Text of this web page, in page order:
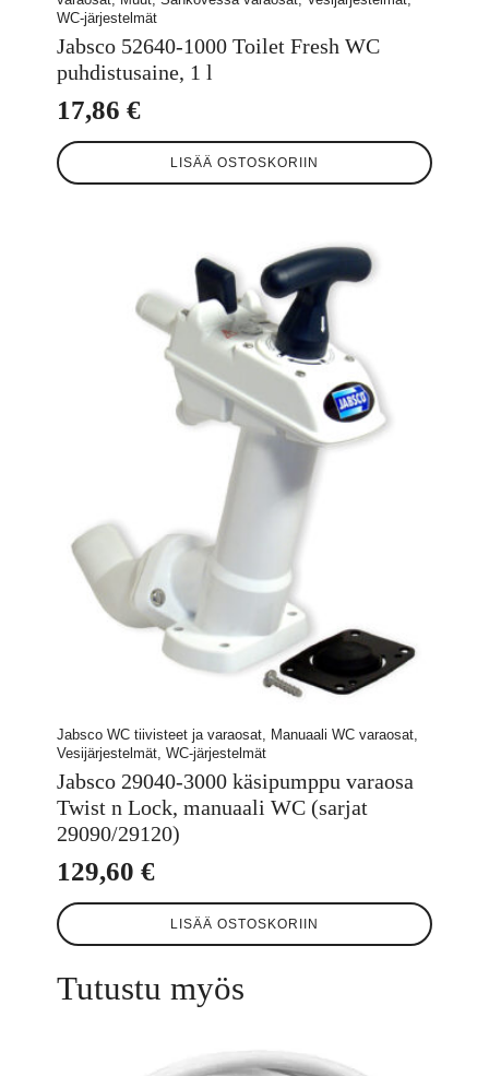
WC-järjestelmät
Jabsco 52640-1000 Toilet Fresh WC
puhdistusaine, 1 l
17,86 €
LISÄÄ OSTOSKORIIN
Jabsco WC tiivisteet ja varaosat, Manuaali WC varaosat,
Vesijärjestelmät, WC-järjestelmät
Jabsco 29040-3000 käsipumppu varaosa
Twist n Lock, manuaali WC (sarjat
29090/29120)
129,60 €
LISÄÄ OSTOSKORIIN
Tutustu myös